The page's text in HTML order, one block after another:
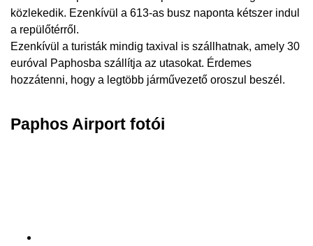
közlekedik. Ezenkívül a 613-as busz naponta kétszer indul
a repülőtérről.
Ezenkívül a turisták mindig taxival is szállhatnak, amely 30
euróval Paphosba szállítja az utasokat. Érdemes
hozzátenni, hogy a legtöbb járművezető oroszul beszél.
Paphos Airport fotói